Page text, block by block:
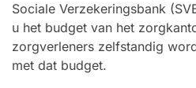
Sociale Verzekeringsbank
u het budget van het
zorgverleners zelfstandig
met dat budget.